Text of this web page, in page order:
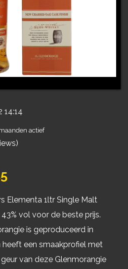
14:14
actief
Elementa 1ltr Single Malt
vol voor de beste prijs.
is geproduceerd in
heeft een smaakprofiel met
van deze Glenmorangie